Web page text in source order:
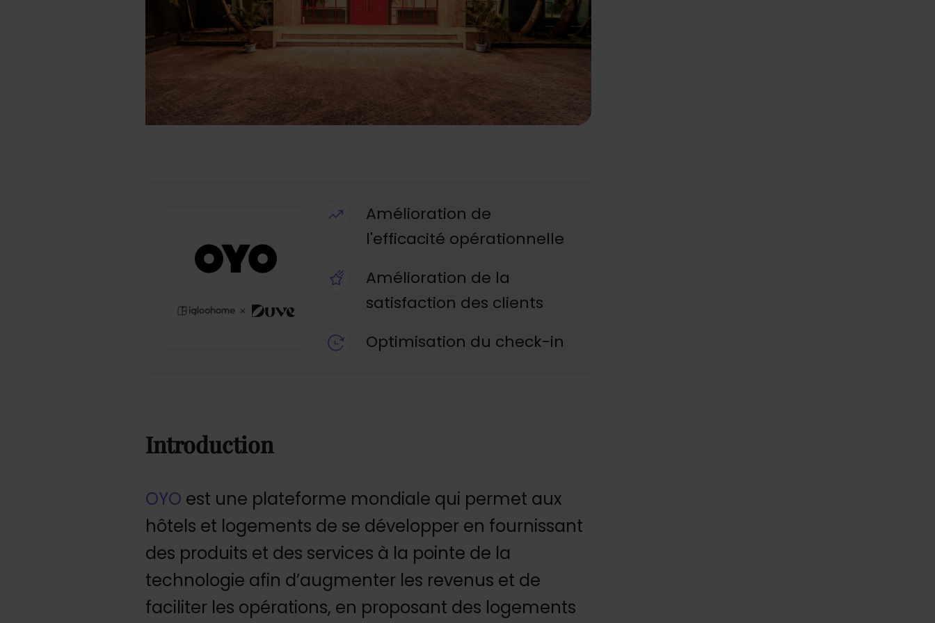
Amélioration de
l'efficacité opérationnelle
Amélioration de la
satisfaction des clients
Optimisation du check-in
Introduction
OYO est une plateforme mondiale qui permet aux
hôtels et logements de se développer en fournissant
des produits et des services à la pointe de la
technologie afin d’augmenter les revenus et de
faciliter les opérations, en proposant des logements